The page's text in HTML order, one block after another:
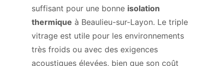
suffisant pour une bonne isolation
thermique à Beaulieu-sur-Layon. Le triple
vitrage est utile pour les environnements
très froids ou avec des exigences
acoustiques élevées, bien que son coût